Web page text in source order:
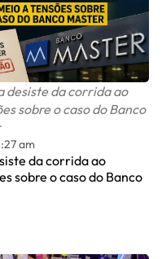
desiste da corrida ao
sobre o caso do Banco
am
da corrida ao
sobre o caso do Banco